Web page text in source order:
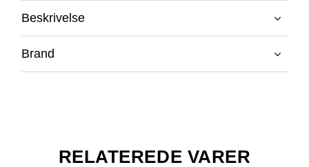
Beskrivelse
Brand
RELATEREDE VARER